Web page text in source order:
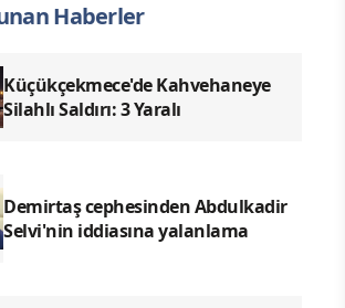
Haberler
Küçükçekmece'de Kahvehaneye
Silahlı Saldırı: 3 Yaralı
Demirtaş cephesinden Abdulkadir
Selvi'nin iddiasına yalanlama